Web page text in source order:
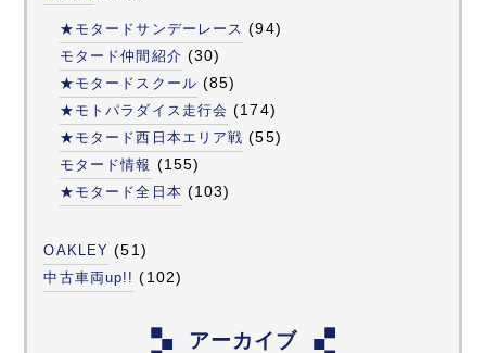
★モタードサンデーレース (94)
モタード仲間紹介 (30)
★モタードスクール (85)
★モトパラダイス走行会 (174)
★モタード西日本エリア戦 (55)
モタード情報 (155)
★モタード全日本 (103)
OAKLEY (51)
中古車両up!! (102)
アーカイブ